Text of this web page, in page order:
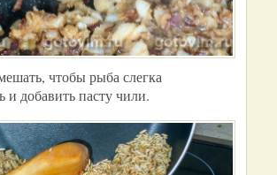
чтобы рыба слегка
и добавить пасту чили.